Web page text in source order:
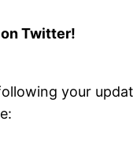
Twitter!
your